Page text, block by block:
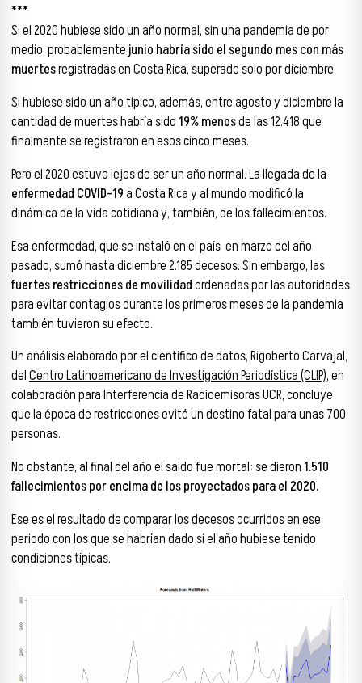
***
Si el 2020 hubiese sido un año normal, sin una pandemia de por
medio, probablementejunio habría sido el segundo mes con más
muertesregistradas en Costa Rica, superado solo por diciembre.
Si hubiese sido un año típico, además, entre agosto y diciembre la
cantidad de muertes habría sido19% menosde las 12.418 que
finalmente se registraron en esos cinco meses.
Pero el 2020 estuvo lejos de ser un año normal. La llegada de la
enfermedad COVID-19a Costa Rica y al mundo modificó la
dinámica de la vida cotidiana y, también, de los fallecimientos.
Esa enfermedad, que se instaló en el país en marzo del año
pasado, sumó hasta diciembre 2.185 decesos. Sin embargo, las
fuertes restricciones de movilidadordenadas por las autoridades
para evitar contagios durante los primeros meses de la pandemia
también tuvieron su efecto.
Un análisis elaborado por el científico de datos, Rigoberto Carvajal,
delCentro Latinoamericano de Investigación Periodística (CLIP), en
colaboración para Interferencia de Radioemisoras UCR, concluye
que la época de restricciones evitó un destino fatal para unas 700
personas.
No obstante, al final del año el saldo fue mortal: se dieron1.510
fallecimientos por encima de los proyectados para el 2020.
Ese es el resultado de comparar los decesos ocurridos en ese
periodo con los que se habrían dado si el año hubiese tenido
condiciones típicas.